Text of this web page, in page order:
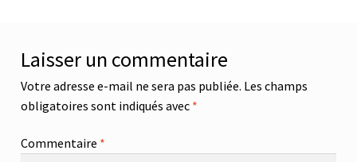
Laisser un commentaire
Votre adresse e-mail ne sera pas publiée. Les champs
obligatoires sont indiqués avec *
Commentaire *